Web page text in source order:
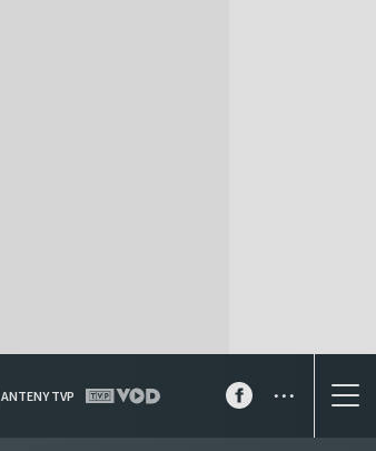
ANTENY TVP ...